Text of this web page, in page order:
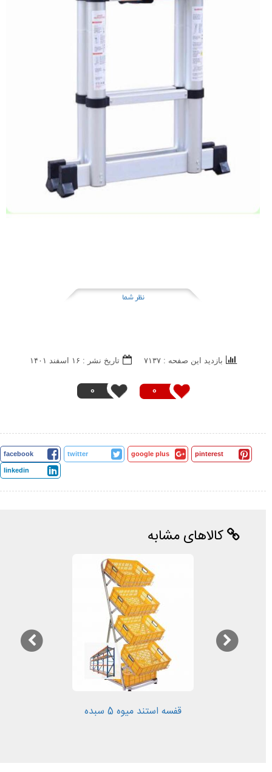
نظر شما
0
0
بازدید این صفحه : ۷۱۳۷ تاریخ نشر : ۱۶ اسفند ۱۴۰۱
facebook twitter google plus pinterest
linkedin
کالاهای مشابه
قفسه استند میوه 5 سبده